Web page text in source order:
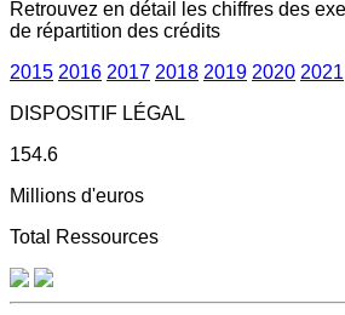
Retrouvez en détail les chiffres des
de répartition des crédits
2015 2016 2017 2018 2019 2020 2021
DISPOSITIF LÉGAL
154.6
Millions d'euros
Total Ressources